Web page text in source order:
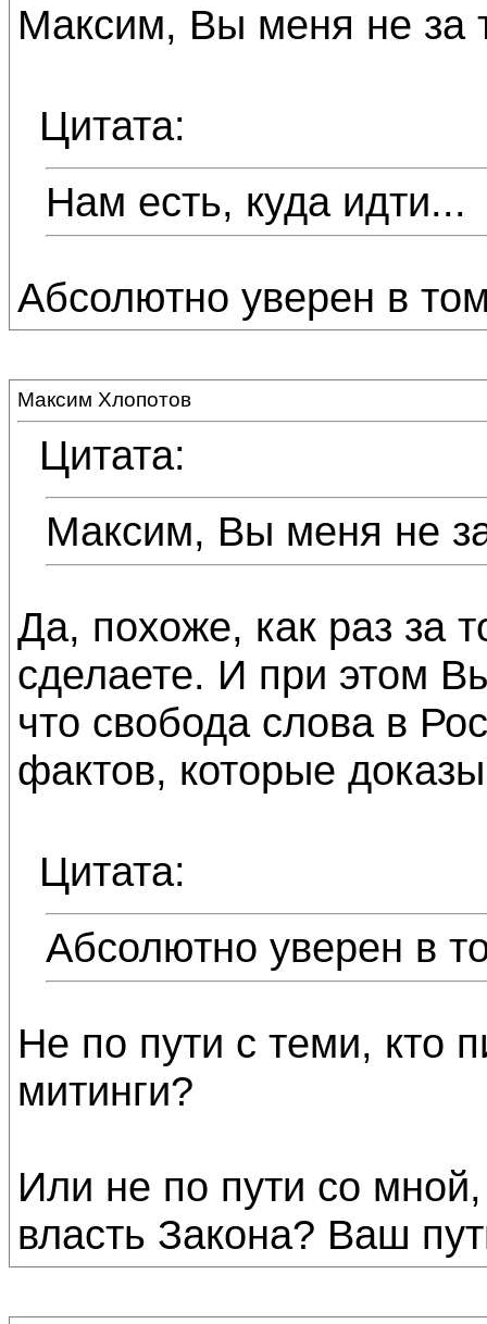
Максим, Вы меня не за
Цитата:
Нам есть, куда идти...
Абсолютно уверен в
Максим Хлопотов
Цитата:
Максим, Вы меня не
Да, похоже, как раз за
сделаете. И при этом
что свобода слова в
фактов, которые
Цитата:
Абсолютно уверен в
Не по пути с теми, кто
митинги?
Или не по пути со
власть Закона? Ваш